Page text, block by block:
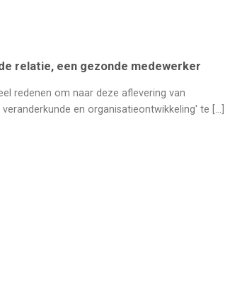
relatie, een gezonde medewerker
redenen om naar deze aflevering van
en organisatieontwikkeling' te [...]